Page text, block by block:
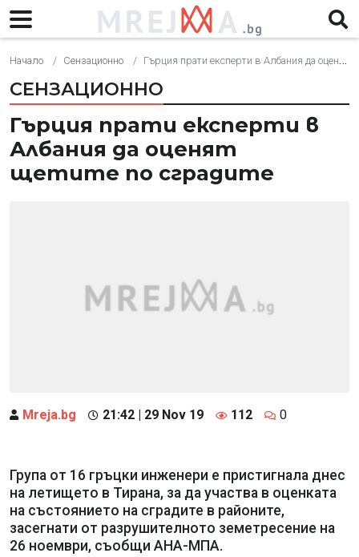
Начало Сензационно Гърция прати експерти в Албания да оценят щетите по сградите
СЕНЗАЦИОННО
Гърция прати експерти в
Албания да оценят
щетите по сградите
Mreja.bg 21:42 | 29 Nov 19 112 0
Група от 16 гръцки инженери е пристигнала днес
на летището в Тирана, за да участва в оценката
на състоянието на сградите в районите,
засегнати от разрушителното земетресение на
26 ноември, съобщи АНА-МПА.